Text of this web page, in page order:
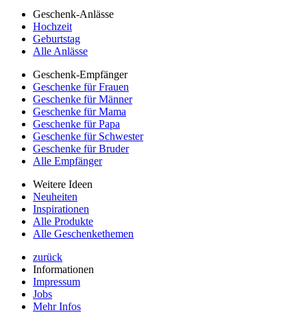
Geschenk-Anlässe
Hochzeit
Geburtstag
Alle Anlässe
Geschenk-Empfänger
Geschenke für Frauen
Geschenke für Männer
Geschenke für Mama
Geschenke für Papa
Geschenke für Schwester
Geschenke für Bruder
Alle Empfänger
Weitere Ideen
Neuheiten
Inspirationen
Alle Produkte
Alle Geschenkethemen
zurück
Informationen
Impressum
Jobs
Mehr Infos